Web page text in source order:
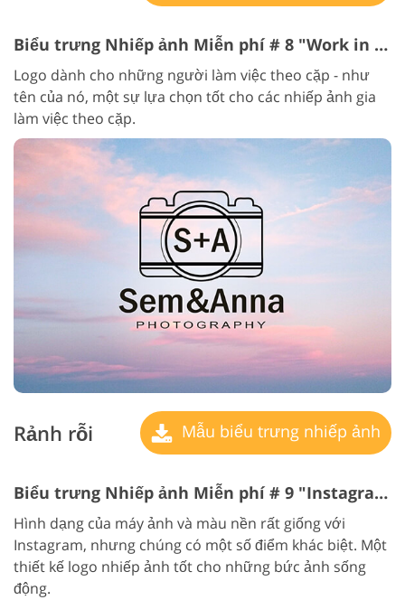
Biểu trưng Nhiếp ảnh Miễn phí # 8 "Work in pairs"
Logo dành cho những người làm việc theo cặp - như
tên của nó, một sự lựa chọn tốt cho các nhiếp ảnh gia
làm việc theo cặp.
Rảnh rỗi Mẫu biểu trưng nhiếp ảnh
Biểu trưng Nhiếp ảnh Miễn phí # 9 "Instagram Style"
Hình dạng của máy ảnh và màu nền rất giống với
Instagram, nhưng chúng có một số điểm khác biệt. Một
thiết kế logo nhiếp ảnh tốt cho những bức ảnh sống
động.